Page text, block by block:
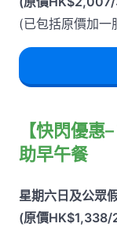
(已包括原價加一
【快閃優惠
助早午餐
星期六日及公眾
(原價HK$1,338/